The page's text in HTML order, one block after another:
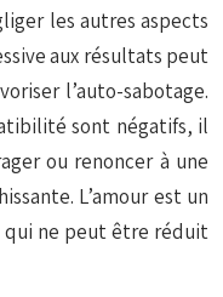
les autres aspects
aux résultats peut
l’auto-sabotage.
sont négatifs, il
ou renoncer à une
L’amour est un
qui ne peut être réduit